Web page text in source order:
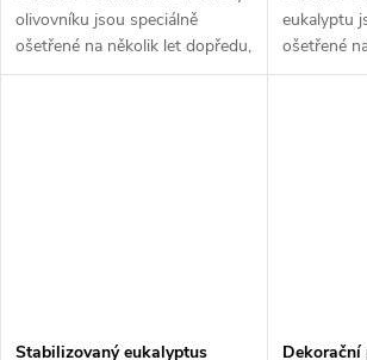
olivovníku jsou speciálně
ošetřené na několik let dopředu,
aby nepotřebovaly žádnou
eukalyptu
ošetřené
aby
Stabilizovaný eukalyptus Dekorační